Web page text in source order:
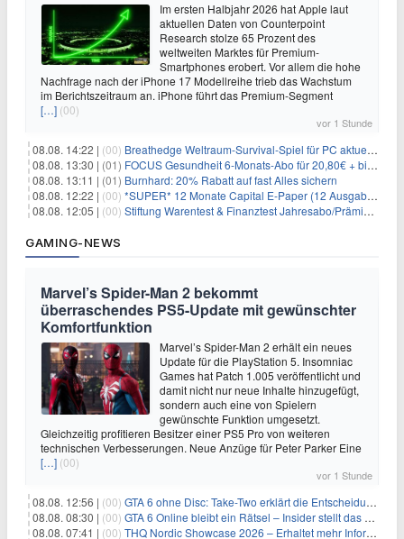
Im ersten Halbjahr 2026 hat Apple laut
aktuellen Daten von Counterpoint
Research stolze 65 Prozent des
weltweiten Marktes für Premium-
Smartphones erobert. Vor allem die hohe
Nachfrage nach der iPhone 17 Modellreihe trieb das Wachstum
im Berichtszeitraum an. iPhone führt das Premium-Segment
[…] (00)
vor 1 Stunde
08.08. 14:22 | (00) Breathedge Weltraum-Survival-Spiel für PC aktuell kostenlos bei Steam
08.08. 13:30 | (01) FOCUS Gesundheit 6-Monats-Abo für 20,80€ + bis zu 20€ Prämie
08.08. 13:11 | (01) Burnhard: 20% Rabatt auf fast Alles sichern
08.08. 12:22 | (00) *SUPER* 12 Monate Capital E-Paper (12 Ausgaben) für NUR 7€ (statt 80,04€)
08.08. 12:05 | (00) Stiftung Warentest & Finanztest Jahresabo/Prämienabo für 35€ + Buchprämie
GAMING-NEWS
Marvel’s Spider-Man 2 bekommt
überraschendes PS5-Update mit gewünschter
Komfortfunktion
Marvel’s Spider-Man 2 erhält ein neues
Update für die PlayStation 5. Insomniac
Games hat Patch 1.005 veröffentlicht und
damit nicht nur neue Inhalte hinzugefügt,
sondern auch eine von Spielern
gewünschte Funktion umgesetzt.
Gleichzeitig profitieren Besitzer einer PS5 Pro von weiteren
technischen Verbesserungen. Neue Anzüge für Peter Parker Eine
[…] (00)
vor 1 Stunde
08.08. 12:56 | (00) GTA 6 ohne Disc: Take-Two erklärt die Entscheidung für Download-Codes
08.08. 08:30 | (00) GTA 6 Online bleibt ein Rätsel – Insider stellt das neue Gerücht klar
08.08. 07:41 | (00) THQ Nordic Showcase 2026 – Erhaltet mehr Informationen